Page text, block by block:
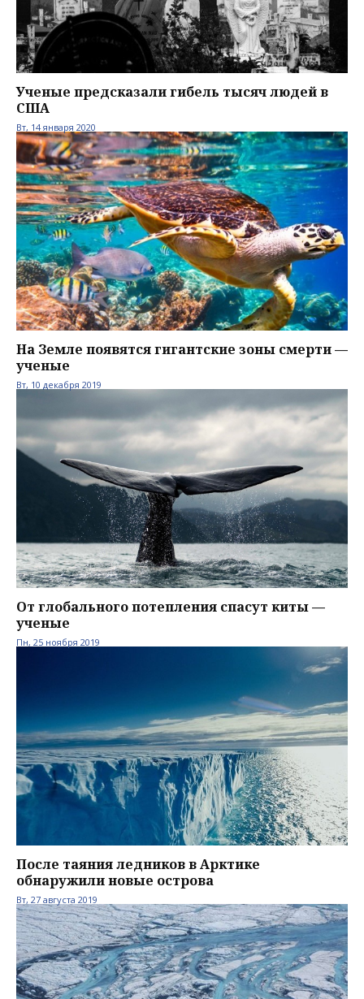
Ученые предсказали гибель тысяч людей в
США
Вт, 14 января 2020
На Земле появятся гигантские зоны смерти —
ученые
Вт, 10 декабря 2019
От глобального потепления спасут киты —
ученые
Пн, 25 ноября 2019
После таяния ледников в Арктике
обнаружили новые острова
Вт, 27 августа 2019